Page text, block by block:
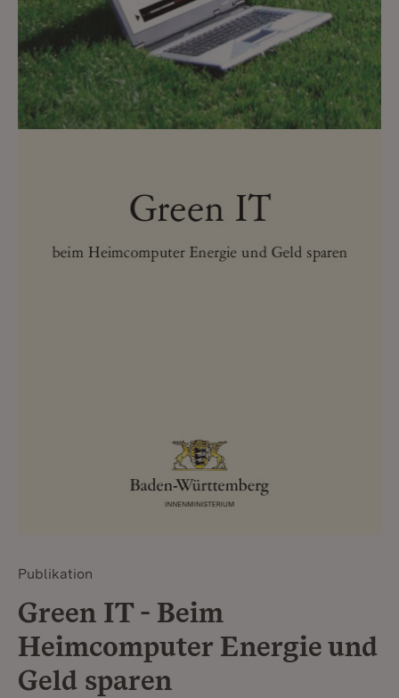
Publikation
Green IT - Beim
Heimcomputer Energie und
Geld sparen